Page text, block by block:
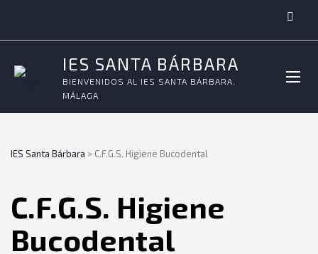
IES SANTA BÁRBARA
BIENVENIDOS AL IES SANTA BÁRBARA.
MÁLAGA
IES Santa Bárbara > C.F.G.S. Higiene Bucodental
C.F.G.S. Higiene
Bucodental